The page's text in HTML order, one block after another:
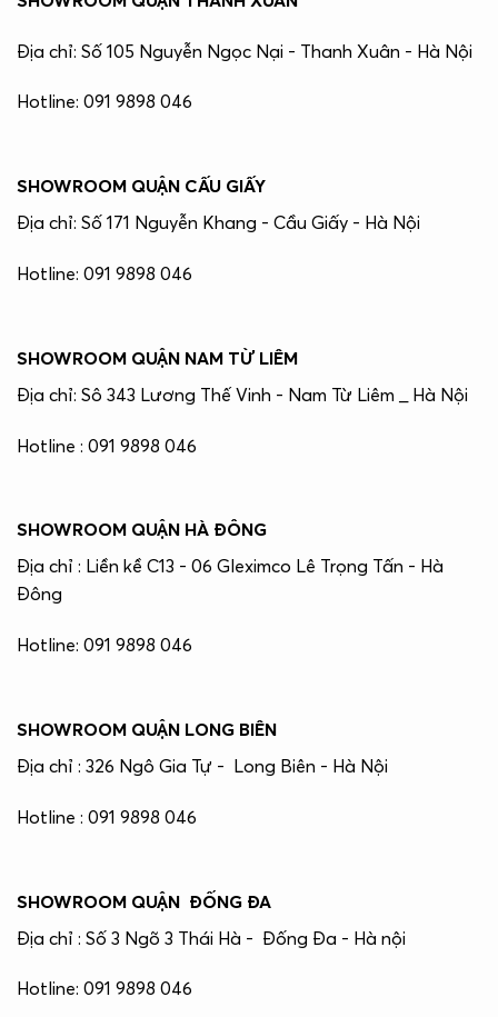
Địa chỉ: Số 105 Nguyễn Ngọc Nại - Thanh Xuân - Hà Nội
Hotline: 091 9898 046
SHOWROOM QUẬN CẤU GIẤY
Địa chỉ: Số 171 Nguyễn Khang - Cầu Giấy - Hà Nội
Hotline: 091 9898 046
SHOWROOM QUẬN NAM TỪ LIÊM
Địa chỉ: Sô 343 Lương Thế Vinh - Nam Từ Liêm _ Hà Nội
Hotline : 091 9898 046
SHOWROOM QUẬN HÀ ĐÔNG
Địa chỉ : Liền kề C13 - 06 Gleximco Lê Trọng Tấn - Hà
Đông
Hotline: 091 9898 046
SHOWROOM QUẬN LONG BIÊN
Địa chỉ : 326 Ngô Gia Tự - Long Biên - Hà Nội
Hotline : 091 9898 046
SHOWROOM QUẬN ĐỐNG ĐA
Địa chỉ : Số 3 Ngõ 3 Thái Hà - Đống Đa - Hà nội
Hotline: 091 9898 046